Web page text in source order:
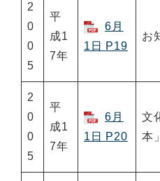
2
0
0
5
平
成1
7年
6月
1日 P19
お
2
0
0
5
平
成1
7年
6月
1日 P20
文
本」